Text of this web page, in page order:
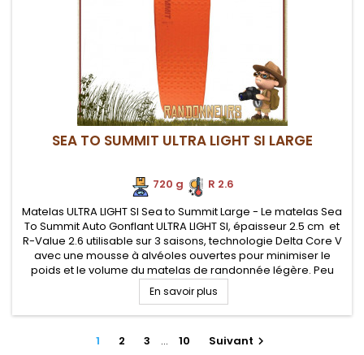
SEA TO SUMMIT ULTRA LIGHT SI LARGE
720 g
R 2.6
Matelas ULTRA LIGHT SI Sea to Summit Large - Le matelas Sea
To Summit Auto Gonflant ULTRA LIGHT SI, épaisseur 2.5 cm et
R-Value 2.6 utilisable sur 3 saisons, technologie Delta Core V
avec une mousse à alvéoles ouvertes pour minimiser le
poids et le volume du matelas de randonnée légère. Peu
encombrant pour votre sac à dos et excellent rapport...
En savoir plus
1 2 3 … 10 Suivant 